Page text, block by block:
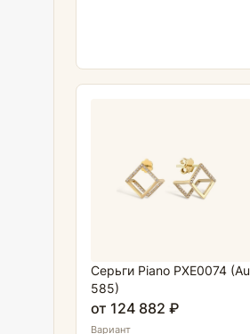
Серьги Piano PXE0074 (Au
585)
от 124 882 ₽
Вариант